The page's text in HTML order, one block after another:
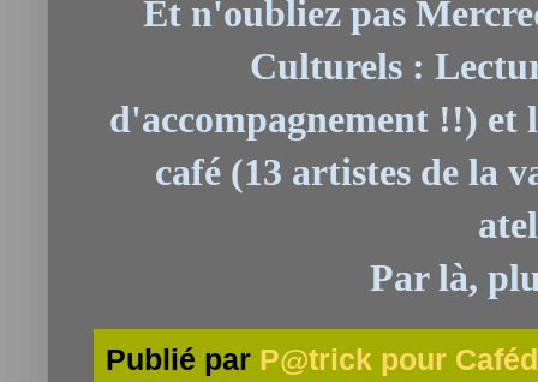
Et n'oubliez pas
Culturels :
d'accompagnement !!) et
café (13 artistes de la
Par là,
Publié par P@trick pour